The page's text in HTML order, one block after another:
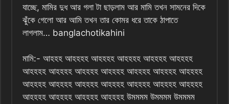
যাচ্ছে, মামির দুধ আর গলা টা ছাড়লাম আর মামি তখন সামনের দিকে
ঝুঁকে গেলো আর আমি তখন তার কোমর ধরে তাকে ঠাপাতে
লাগলাম… banglachotikahini
মামি:- আহহহ আহহহহ আহহহহ আহহহহ আহহহহ আহহহহ
আহহহহ আহহহহ আহহহহ আহহহহ আহহহহ আহহহহ আহহহহ
আহহহহ আহহহহ আহহহহ আহহহহ আহহহহ আহহহহ আহহহহ
আহহহহ আহহহহ আহহহহ আহহহহ উমমমম উমমমম উমমমম